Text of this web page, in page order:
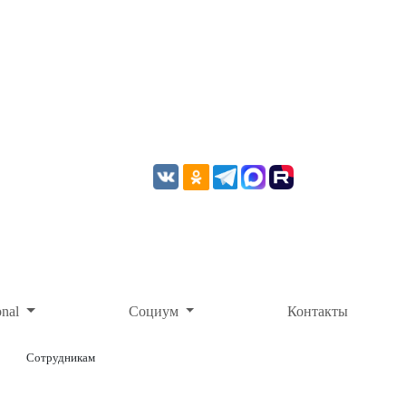
Социум Контакты
Сотрудникам